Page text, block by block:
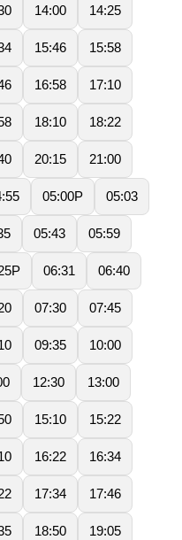
14:00 14:25
15:46 15:58
16:58 17:10
18:10 18:22
20:15 21:00
05:00P 05:03
05:43 05:59
06:31 06:40
07:30 07:45
09:35 10:00
12:30 13:00
15:10 15:22
16:22 16:34
17:34 17:46
18:50 19:05